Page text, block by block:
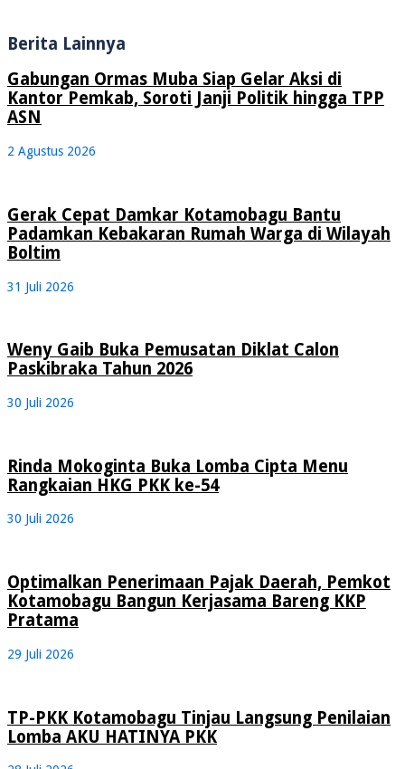
Berita Lainnya
Gabungan Ormas Muba Siap Gelar Aksi di
Kantor Pemkab, Soroti Janji Politik hingga TPP
ASN
2 Agustus 2026
Gerak Cepat Damkar Kotamobagu Bantu
Padamkan Kebakaran Rumah Warga di Wilayah
Boltim
31 Juli 2026
Weny Gaib Buka Pemusatan Diklat Calon
Paskibraka Tahun 2026
30 Juli 2026
Rinda Mokoginta Buka Lomba Cipta Menu
Rangkaian HKG PKK ke-54
30 Juli 2026
Optimalkan Penerimaan Pajak Daerah, Pemkot
Kotamobagu Bangun Kerjasama Bareng KKP
Pratama
29 Juli 2026
TP-PKK Kotamobagu Tinjau Langsung Penilaian
Lomba AKU HATINYA PKK